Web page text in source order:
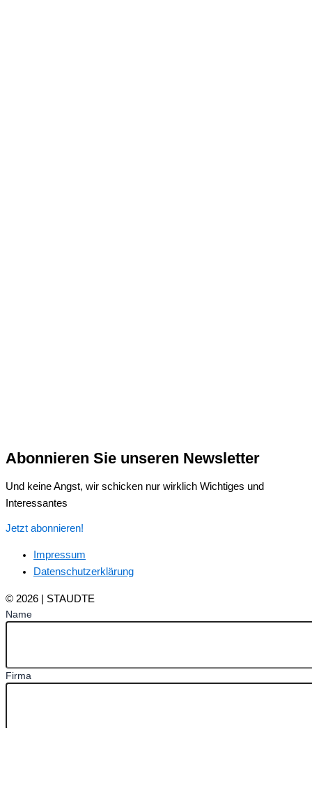
Abonnieren Sie unseren Newsletter
Und keine Angst, wir schicken nur wirklich Wichtiges und
Interessantes
Jetzt abonnieren!
Impressum
Datenschutzerklärung
© 2026 | STAUDTE
Name
Firma